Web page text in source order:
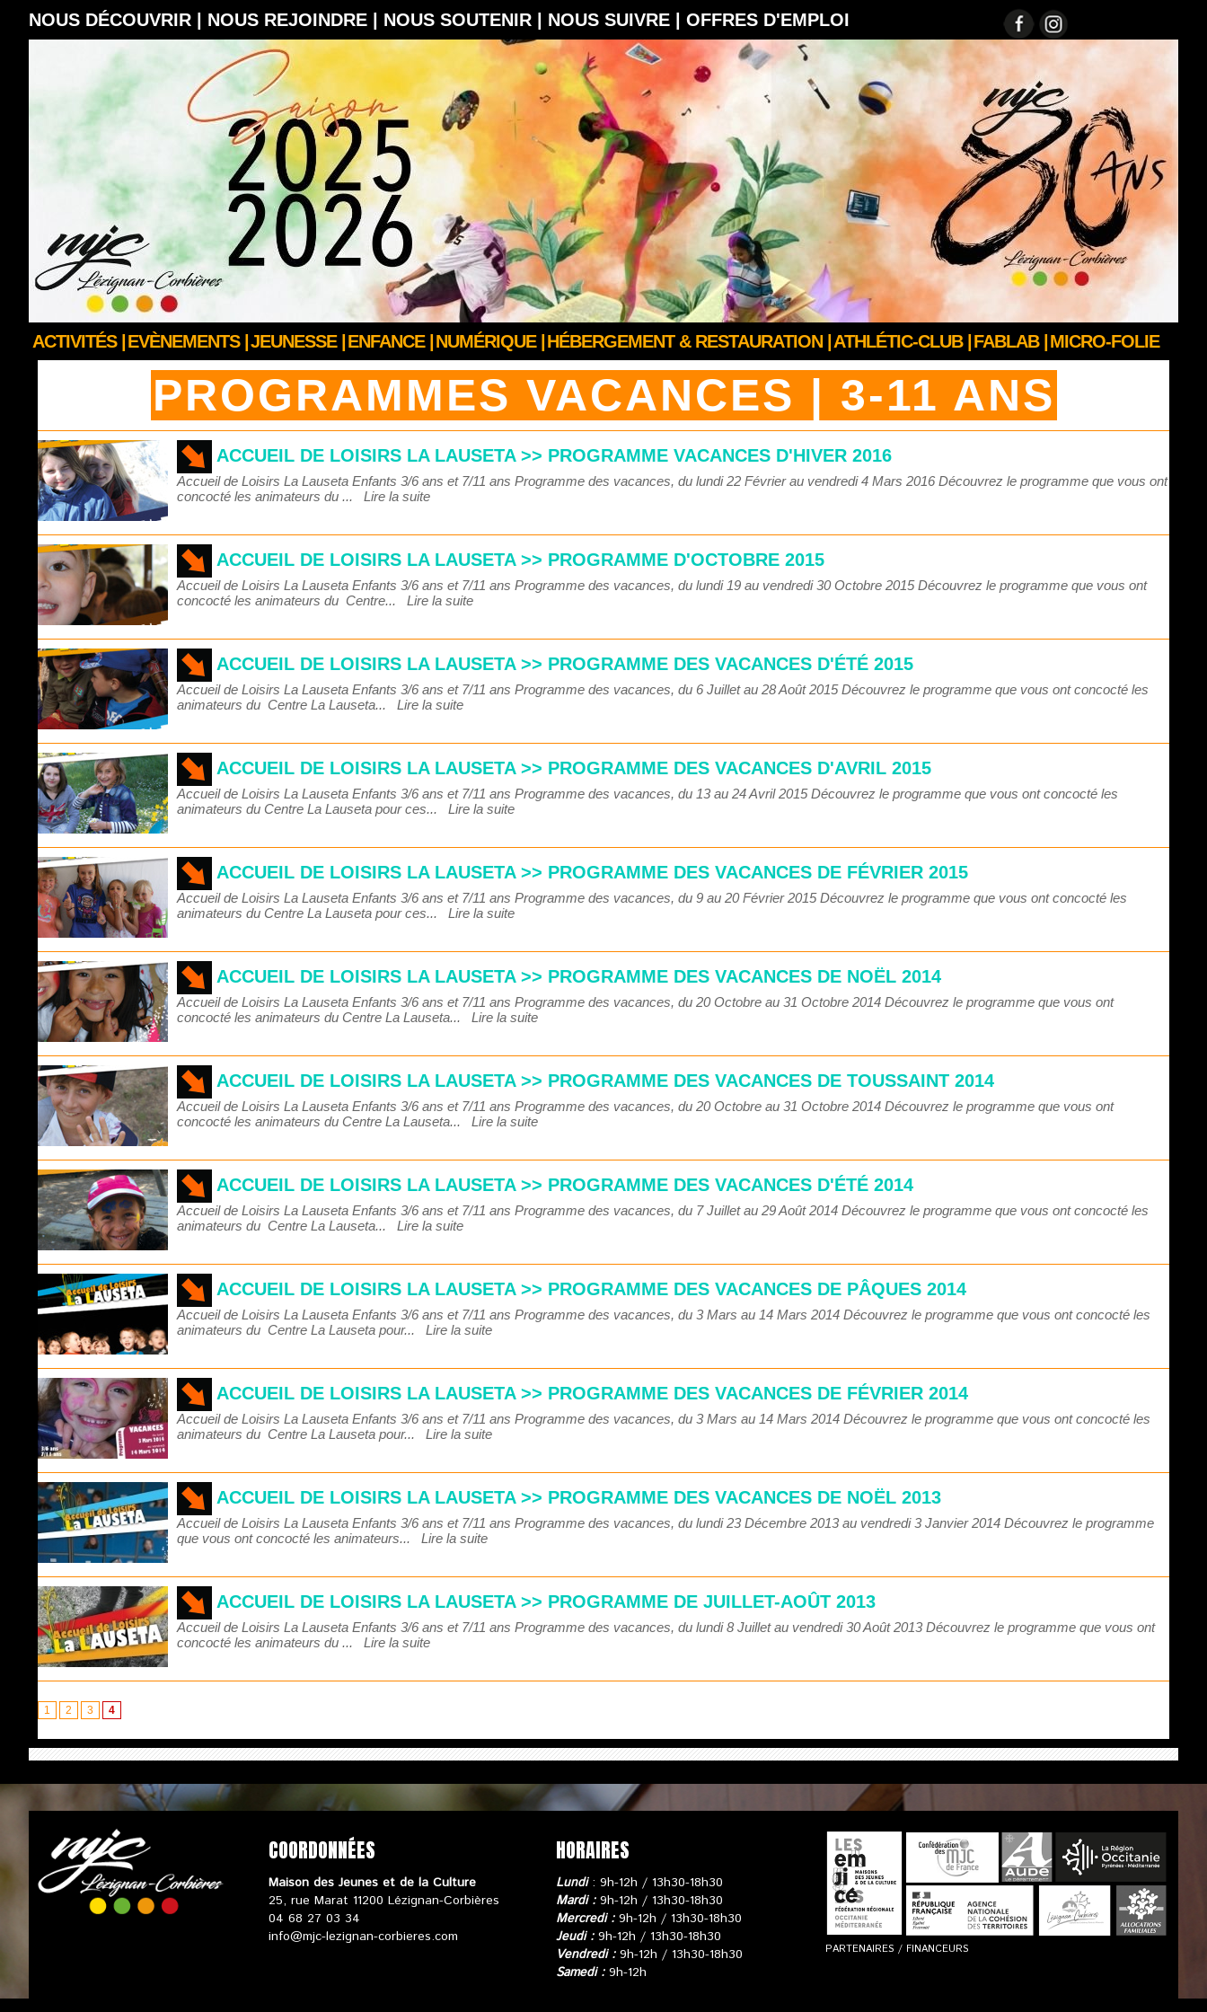
NOUS DÉCOUVRIR | NOUS REJOINDRE | NOUS SOUTENIR | NOUS SUIVRE | OFFRES D'EMPLOI
ACTIVITÉS | EVÈNEMENTS | JEUNESSE | ENFANCE | NUMÉRIQUE | HÉBERGEMENT & RESTAURATION | ATHLÉTIC-CLUB | FABLAB | MICRO-FOLIE
PROGRAMMES VACANCES | 3-11 ANS
ACCUEIL DE LOISIRS LA LAUSETA >> PROGRAMME VACANCES D'HIVER 2016
Accueil de Loisirs La Lauseta Enfants 3/6 ans et 7/11 ans Programme des vacances, du lundi 22 Février au vendredi 4 Mars 2016 Découvrez le programme que vous ont
concocté les animateurs du ... Lire la suite
ACCUEIL DE LOISIRS LA LAUSETA >> PROGRAMME D'OCTOBRE 2015
Accueil de Loisirs La Lauseta Enfants 3/6 ans et 7/11 ans Programme des vacances, du lundi 19 au vendredi 30 Octobre 2015 Découvrez le programme que vous ont
concocté les animateurs du Centre... Lire la suite
ACCUEIL DE LOISIRS LA LAUSETA >> PROGRAMME DES VACANCES D'ÉTÉ 2015
Accueil de Loisirs La Lauseta Enfants 3/6 ans et 7/11 ans Programme des vacances, du 6 Juillet au 28 Août 2015 Découvrez le programme que vous ont concocté les
animateurs du Centre La Lauseta... Lire la suite
ACCUEIL DE LOISIRS LA LAUSETA >> PROGRAMME DES VACANCES D'AVRIL 2015
Accueil de Loisirs La Lauseta Enfants 3/6 ans et 7/11 ans Programme des vacances, du 13 au 24 Avril 2015 Découvrez le programme que vous ont concocté les
animateurs du Centre La Lauseta pour ces... Lire la suite
ACCUEIL DE LOISIRS LA LAUSETA >> PROGRAMME DES VACANCES DE FÉVRIER 2015
Accueil de Loisirs La Lauseta Enfants 3/6 ans et 7/11 ans Programme des vacances, du 9 au 20 Février 2015 Découvrez le programme que vous ont concocté les
animateurs du Centre La Lauseta pour ces... Lire la suite
ACCUEIL DE LOISIRS LA LAUSETA >> PROGRAMME DES VACANCES DE NOËL 2014
Accueil de Loisirs La Lauseta Enfants 3/6 ans et 7/11 ans Programme des vacances, du 20 Octobre au 31 Octobre 2014 Découvrez le programme que vous ont
concocté les animateurs du Centre La Lauseta... Lire la suite
ACCUEIL DE LOISIRS LA LAUSETA >> PROGRAMME DES VACANCES DE TOUSSAINT 2014
Accueil de Loisirs La Lauseta Enfants 3/6 ans et 7/11 ans Programme des vacances, du 20 Octobre au 31 Octobre 2014 Découvrez le programme que vous ont
concocté les animateurs du Centre La Lauseta... Lire la suite
ACCUEIL DE LOISIRS LA LAUSETA >> PROGRAMME DES VACANCES D'ÉTÉ 2014
Accueil de Loisirs La Lauseta Enfants 3/6 ans et 7/11 ans Programme des vacances, du 7 Juillet au 29 Août 2014 Découvrez le programme que vous ont concocté les
animateurs du Centre La Lauseta... Lire la suite
ACCUEIL DE LOISIRS LA LAUSETA >> PROGRAMME DES VACANCES DE PÂQUES 2014
Accueil de Loisirs La Lauseta Enfants 3/6 ans et 7/11 ans Programme des vacances, du 3 Mars au 14 Mars 2014 Découvrez le programme que vous ont concocté les
animateurs du Centre La Lauseta pour... Lire la suite
ACCUEIL DE LOISIRS LA LAUSETA >> PROGRAMME DES VACANCES DE FÉVRIER 2014
Accueil de Loisirs La Lauseta Enfants 3/6 ans et 7/11 ans Programme des vacances, du 3 Mars au 14 Mars 2014 Découvrez le programme que vous ont concocté les
animateurs du Centre La Lauseta pour... Lire la suite
ACCUEIL DE LOISIRS LA LAUSETA >> PROGRAMME DES VACANCES DE NOËL 2013
Accueil de Loisirs La Lauseta Enfants 3/6 ans et 7/11 ans Programme des vacances, du lundi 23 Décembre 2013 au vendredi 3 Janvier 2014 Découvrez le programme
que vous ont concocté les animateurs... Lire la suite
ACCUEIL DE LOISIRS LA LAUSETA >> PROGRAMME DE JUILLET-AOÛT 2013
Accueil de Loisirs La Lauseta Enfants 3/6 ans et 7/11 ans Programme des vacances, du lundi 8 Juillet au vendredi 30 Août 2013 Découvrez le programme que vous ont
concocté les animateurs du ... Lire la suite
1 2 3 4
COORDONNÉES
Maison des Jeunes et de la Culture
25, rue Marat 11200 Lézignan-Corbières
04 68 27 03 34
info@mjc-lezignan-corbieres.com
HORAIRES
Lundi: 9h-12h / 13h30-18h30
Mardi :9h-12h / 13h30-18h30
Mercredi :9h-12h / 13h30-18h30
Jeudi :9h-12h / 13h30-18h30
Vendredi :9h-12h / 13h30-18h30
Samedi :9h-12h
PARTENAIRES / FINANCEURS